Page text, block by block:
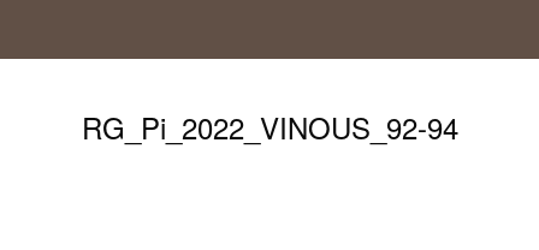
RG_Pi_2022_VINOUS_92-94